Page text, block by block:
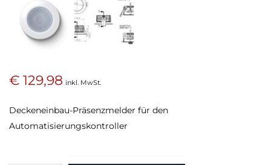
€ 129,98 inkl. MwSt.
Deckeneinbau-Präsenzmelder für den
Automatisierungskontroller